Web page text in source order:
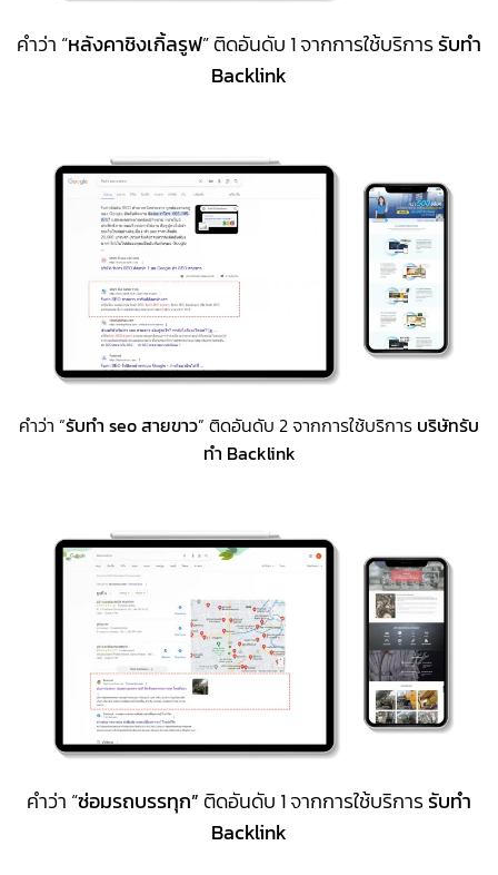
คำว่า “หลังคาชิงเกิ้ลรูฟ” ติดอันดับ 1 จากการใช้บริการรับทำ
Backlink
คำว่า “รับทำ seo สายขาว” ติดอันดับ 2 จากการใช้บริการ บริษัทรับ
ทำ Backlink
คำว่า “ซ่อมรถบรรทุก” ติดอันดับ 1 จากการใช้บริการรับทำ
Backlink